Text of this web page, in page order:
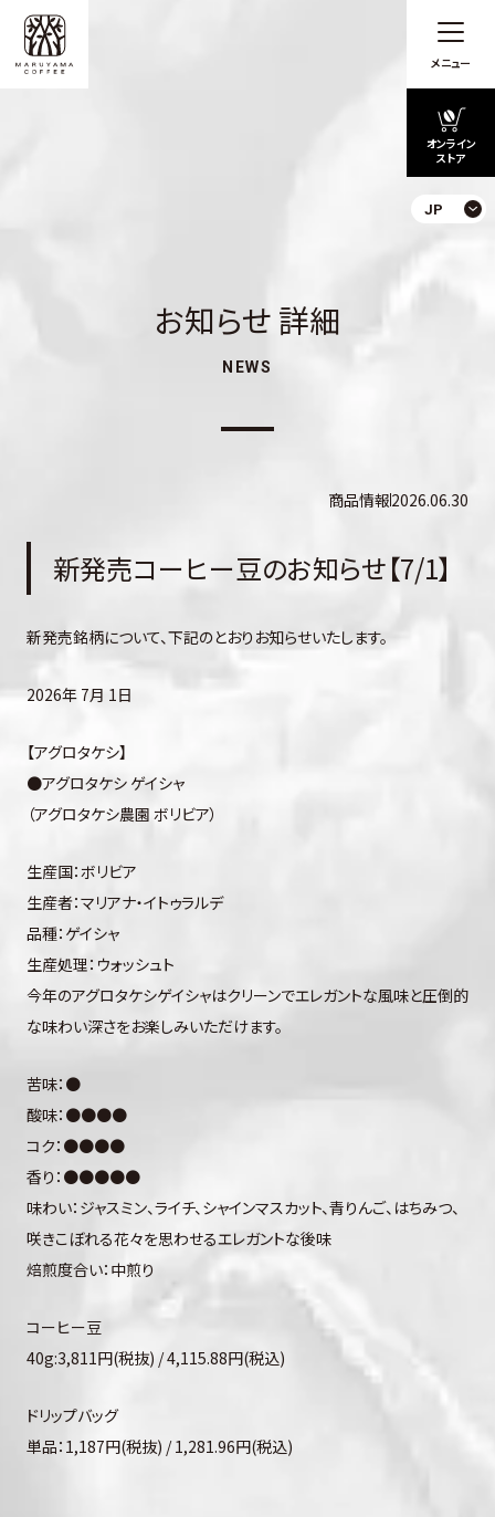
メニュー
オンライン
ストア
JP
お知らせ 詳細
NEWS
商品情報2026.06.30
新発売コーヒー豆のお知らせ【7/1】
新発売銘柄について、下記のとおりお知らせいたします。
2026年 7月 1日
【アグロタケシ】
●アグロタケシ ゲイシャ
（アグロタケシ農園 ボリビア）
生産国：ボリビア
生産者：マリアナ・イトゥラルデ
品種：ゲイシャ
生産処理：ウォッシュト
今年のアグロタケシゲイシャはクリーンでエレガントな風味と圧倒的
な味わい深さをお楽しみいただけます。
苦味：●
酸味：●●●●
コク：●●●●
香り：●●●●●
味わい：ジャスミン、ライチ、シャインマスカット、青りんご、はちみつ、
咲きこぼれる花々を思わせるエレガントな後味
焙煎度合い：中煎り
コーヒー豆
40g:3,811円(税抜) / 4,115.88円(税込)
ドリップバッグ
単品：1,187円(税抜) / 1,281.96円(税込)